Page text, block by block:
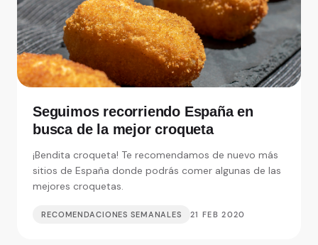
Seguimos recorriendo España en
busca de la mejor croqueta
¡Bendita croqueta! Te recomendamos de nuevo más
sitios de España donde podrás comer algunas de las
mejores croquetas.
RECOMENDACIONES SEMANALES 21 FEB 2020